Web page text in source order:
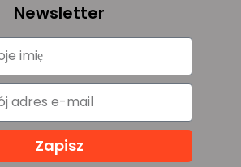
Newsletter
Zapisz